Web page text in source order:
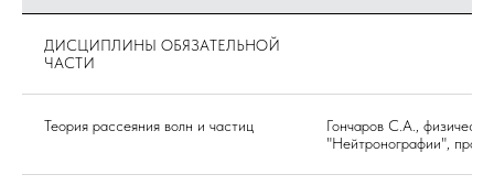
ДИСЦИПЛИНЫ ОБЯЗАТЕЛЬНОЙ
ЧАСТИ
Теория рассеяния волн и частиц
Гончаров С.А.,
"Нейтронографии",